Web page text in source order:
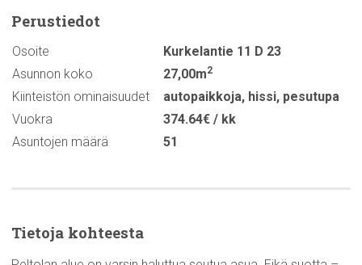
Perustiedot
Osoite
Kurkelantie 11 D 23
Asunnon koko
27,00m2
Kiinteistön ominaisuudet autopaikkoja, hissi, pesutupa
Vuokra
374.64€ / kk
Asuntojen määrä
51
Tietoja kohteesta